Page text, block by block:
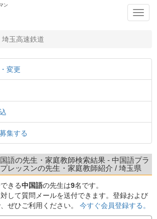
ン
埼玉高速鉄道
変更
集する
語の先生・家庭教師検索結果 - 中国語プラ
レッスンの先生・家庭教師紹介 / 埼玉県
きる中国語の先生は9名です。
して質問メールを送付できます。登録および
ぜひご利用ください。 今すぐ会員登録する。